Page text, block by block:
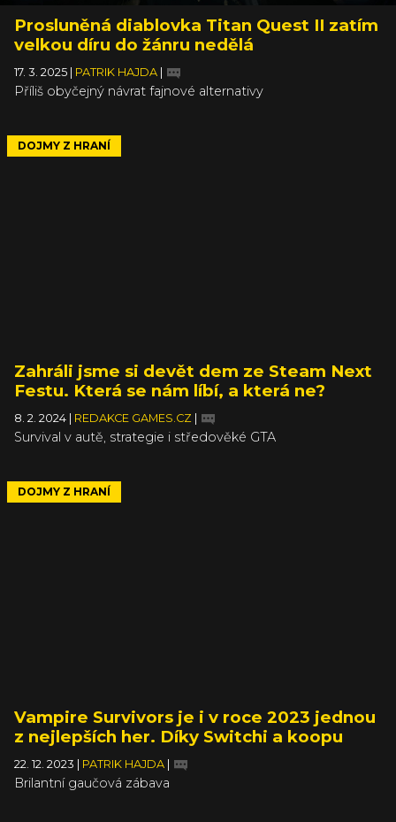
Prosluněná diablovka Titan Quest II zatím
velkou díru do žánru nedělá
17. 3. 2025 PATRIK HAJDA
Příliš obyčejný návrat fajnové alternativy
DOJMY Z HRANÍ
Zahráli jsme si devět dem ze Steam Next
Festu. Která se nám líbí, a která ne?
8. 2. 2024 REDAKCE GAMES.CZ
Survival v autě, strategie i středověké GTA
DOJMY Z HRANÍ
Vampire Survivors je i v roce 2023 jednou
z nejlepších her. Díky Switchi a koopu
22. 12. 2023 PATRIK HAJDA
Brilantní gaučová zábava